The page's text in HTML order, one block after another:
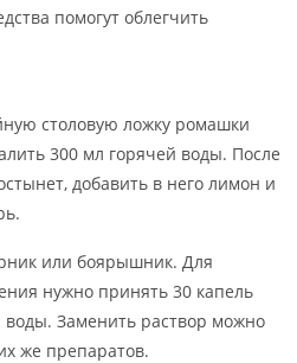
помогут облегчить
столовую ложку ромашки
300 мл горячей воды. После
добавить в него лимон и
или боярышник. Для
нужно принять 30 капель
воды. Заменить раствор можно
же препаратов.